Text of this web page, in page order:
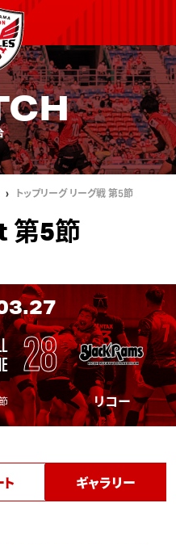
トップリーグ リーグ戦 第5節
第5節
28
リコー
ギャラリー